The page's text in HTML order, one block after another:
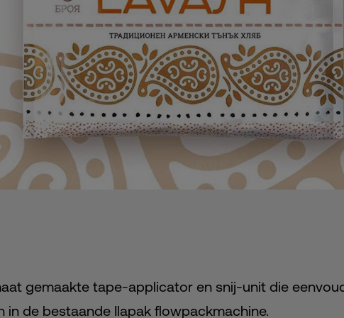
gemaakte tape-applicator en snij-unit die
in de bestaande Ilapak flowpackmachine.